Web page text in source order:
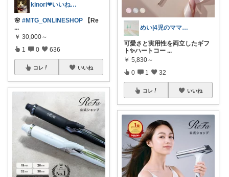
kinori❤︎いいねご購入感謝です💝
🌸 #MTG_ONLINESHOP 【Re
...
￥ 30,000～
1 0 636
コレ いいね
めい|4児のママおすすめ
可愛さと実用性を両立したギフ
ト✨ハートコー ...
￥ 5,830～
0 1 32
コレ いいね